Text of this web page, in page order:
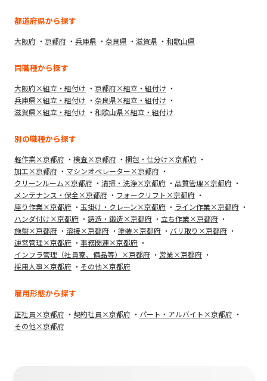
都道府県から探す
大阪府 京都府 兵庫県 奈良県 滋賀県 和歌山県
同職種から探す
大阪府×組立・組付け
京都府×組立・組付け
兵庫県×組立・組付け
奈良県×組立・組付け
滋賀県×組立・組付け
和歌山県×組立・組付け
別の職種から探す
軽作業×京都府 検査×京都府
梱包・仕分け×京都府
加工×京都府
マシンオペレーター×京都府
クリーンルーム×京都府
清掃・洗浄×京都府
品質管理×京都府
メンテナンス・保全×京都府
フォークリフト×京都府
座り作業×京都府
玉掛け・クレーン×京都府
ライン作業×京都府
ハンダ付け×京都府
鋳造・鍛造×京都府
立ち作業×京都府
施盤×京都府
溶接×京都府 塗装×京都府
バリ取り×京都府
運営管理×京都府
事務関連×京都府
インフラ管理（社員寮、備品等）×京都府
営業×京都府
採用人事×京都府
その他×京都府
雇用形態から探す
正社員×京都府 契約社員×京都府
パート・アルバイト×京都府
その他×京都府